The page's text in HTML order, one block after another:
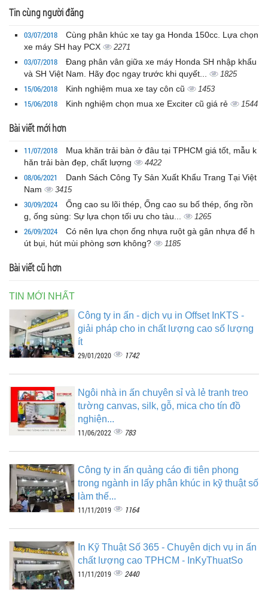
Tin cùng người đăng
03/07/2018
Cùng phân khúc xe tay ga Honda 150cc. Lựa chọn
xe máy SH hay PCX
2271
03/07/2018
Đang phân vân giữa xe máy Honda SH nhập khẩu
và SH Việt Nam. Hãy đọc ngay trước khi quyết...
1825
15/06/2018 Kinh nghiệm mua xe tay côn cũ 1453
15/06/2018 Kinh nghiệm chọn mua xe Exciter cũ giá rẻ 1544
Bài viết mới hơn
11/07/2018
Mua khăn trải bàn ở đâu tại TPHCM giá tốt, mẫu k
hăn trải bàn đẹp, chất lượng
4422
08/06/2021
Danh Sách Công Ty Sản Xuất Khẩu Trang Tại Việt
Nam
3415
30/09/2024
Ống cao su lõi thép, Ống cao su bố thép, ống rồn
g, ống sùng: Sự lựa chọn tối ưu cho tàu...
1265
26/09/2024
Có nên lựa chọn ống nhựa ruột gà gân nhựa để h
út bụi, hút mùi phòng sơn không?
1185
Bài viết cũ hơn
TIN MỚI NHẤT
Công ty in ấn - dịch vụ in Offset InKTS -
giải pháp cho in chất lượng cao số lượng
ít
29/01/2020 1742
Ngôi nhà in ấn chuyên sỉ và lẻ tranh treo
tường canvas, silk, gỗ, mica cho tín đồ
nghiện...
11/06/2022 783
Công ty in ấn quảng cáo đi tiên phong
trong ngành in lấy phân khúc in kỹ thuật số
làm thế...
11/11/2019 1164
In Kỹ Thuật Số 365 - Chuyên dịch vụ in ấn
chất lượng cao TPHCM - InKyThuatSo
11/11/2019 2440